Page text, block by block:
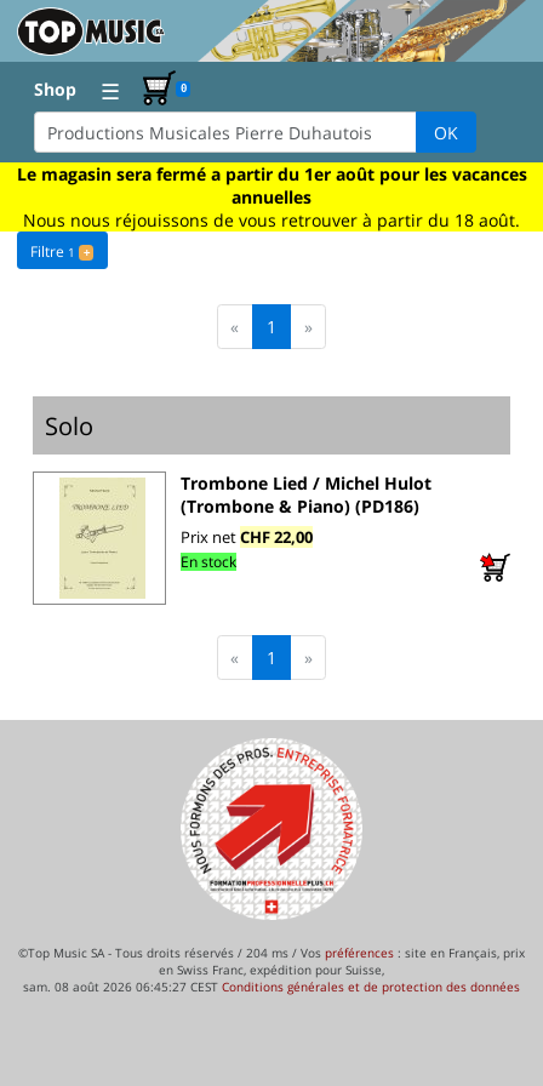
Shop ☰ 0
OK
Le magasin sera fermé a partir du 1er août pour les vacances
annuelles
Nous nous réjouissons de vous retrouver à partir du 18 août.
Filtre 1 +
« 1 »
Solo
Trombone Lied / Michel Hulot
(Trombone & Piano) (PD186)
Prix netCHF 22,00
En stock
« 1 »
©Top Music SA - Tous droits réservés / 204 ms / Vos préférences : site en Français, prix
en Swiss Franc, expédition pour Suisse,
sam. 08 août 2026 06:45:27 CEST Conditions générales et de protection des données